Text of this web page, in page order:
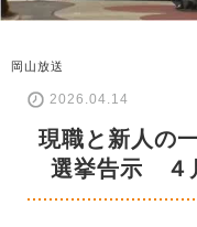
岡山放送
2026.04.14
現職と新人の
選挙告示 ４